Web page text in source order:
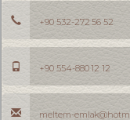
+90 532-272 56 52
+90 554-880 12 12
meltem-